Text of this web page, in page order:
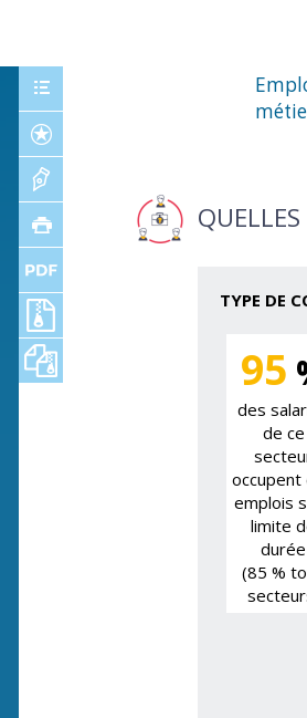
TYPE DE
95
des
de ce
occupent
emplois
limite
durée
(85 %